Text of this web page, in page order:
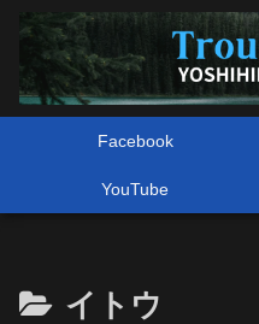
Facebook
YouTube
イトウ